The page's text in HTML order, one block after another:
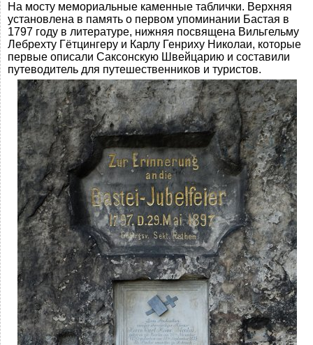
На мосту мемориальные каменные таблички. Верхняя
установлена в память о первом упоминании Бастая в
1797 году в литературе, нижняя посвящена Вильгельму
Лебрехту Гётцингеру и Карлу Генриху Николаи, которые
первые описали Саксонскую Швейцарию и составили
путеводитель для путешественников и туристов.